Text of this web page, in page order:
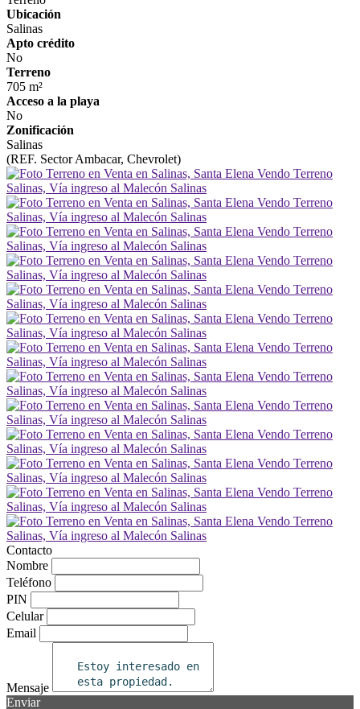
Ubicación
Salinas
Apto crédito
No
Terreno
705 m²
Acceso a la playa
No
Zonificación
Salinas
(REF. Sector Ambacar, Chevrolet)
Contacto
Nombre
Teléfono
PIN
Celular
Email
Mensaje
Enviar